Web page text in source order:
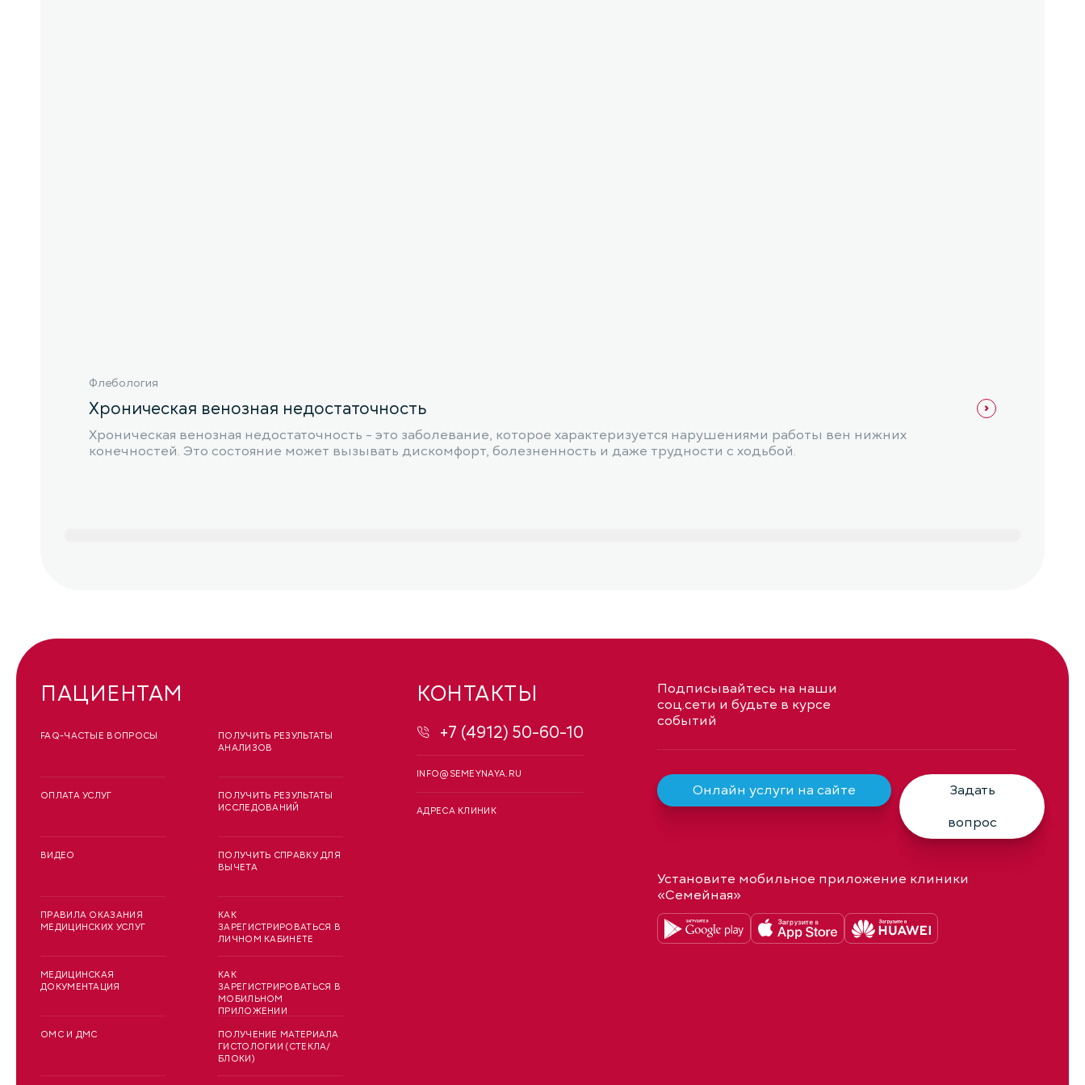
Флебология
Хроническая венозная недостаточность
Хроническая венозная недостаточность - это заболевание, которое характеризуется нарушениями работы вен нижних
конечностей. Это состояние может вызывать дискомфорт, болезненность и даже трудности с ходьбой.
ПАЦИЕНТАМ
FAQ-ЧАСТЫЕ ВОПРОСЫ
ОПЛАТА УСЛУГ
ВИДЕО
ПРАВИЛА ОКАЗАНИЯ
МЕДИЦИНСКИХ УСЛУГ
МЕДИЦИНСКАЯ
ДОКУМЕНТАЦИЯ
ОМС И ДМС
ПОЛУЧИТЬ РЕЗУЛЬТАТЫ
АНАЛИЗОВ
ПОЛУЧИТЬ РЕЗУЛЬТАТЫ
ИССЛЕДОВАНИЙ
ПОЛУЧИТЬ СПРАВКУ ДЛЯ
ВЫЧЕТА
КАК
ЗАРЕГИСТРИРОВАТЬСЯ В
ЛИЧНОМ КАБИНЕТЕ
КАК
ЗАРЕГИСТРИРОВАТЬСЯ В
МОБИЛЬНОМ
ПРИЛОЖЕНИИ
ПОЛУЧЕНИЕ МАТЕРИАЛА
ГИСТОЛОГИИ (СТЕКЛА/
БЛОКИ)
КОНТАКТЫ
+7 (4912) 50-60-10
INFO@SEMEYNAYA.RU
АДРЕСА КЛИНИК
Подписывайтесь на наши
соц.сети и будьте в курсе
событий
Онлайн услуги на сайте
Задать
вопрос
Установите мобильное приложение клиники
«Семейная»